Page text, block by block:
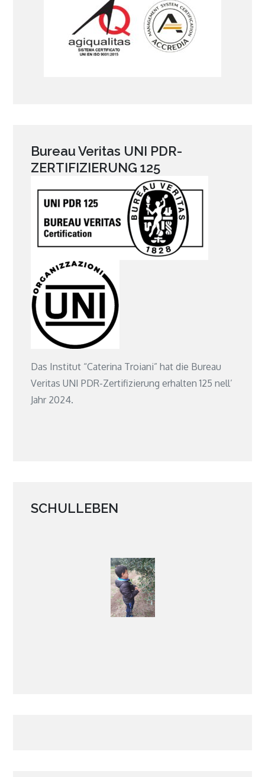
Bureau Veritas UNI PDR-
ZERTIFIZIERUNG 125
Das Institut “Caterina Troiani” hat die Bureau
Veritas UNI PDR-Zertifizierung erhalten 125 nell’
Jahr 2024.
SCHULLEBEN